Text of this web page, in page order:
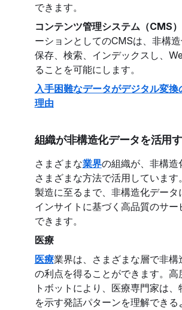
できます。
コンテンツ管理システム（CMS）
ーションとしてのCMSは、非構
保存、検索、インデックスし、
ることを可能にします。
入手困難なデータがデジタル変換
理由
組織が非構造化データを活用
さまざまな業界の組織が、非構造
さまざまな方法で活用しています
製造に至るまで、非構造化データ
インサイトに基づく高品質のサー
できます。
医療
医療業界は、さまざまな層で非構
の利点を得ることができます。高
トボットにより、医療専門家は
を示す発話パターンを理解できる